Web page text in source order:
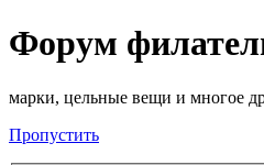
Форум
марки, цельные вещи и многое
Пропустить